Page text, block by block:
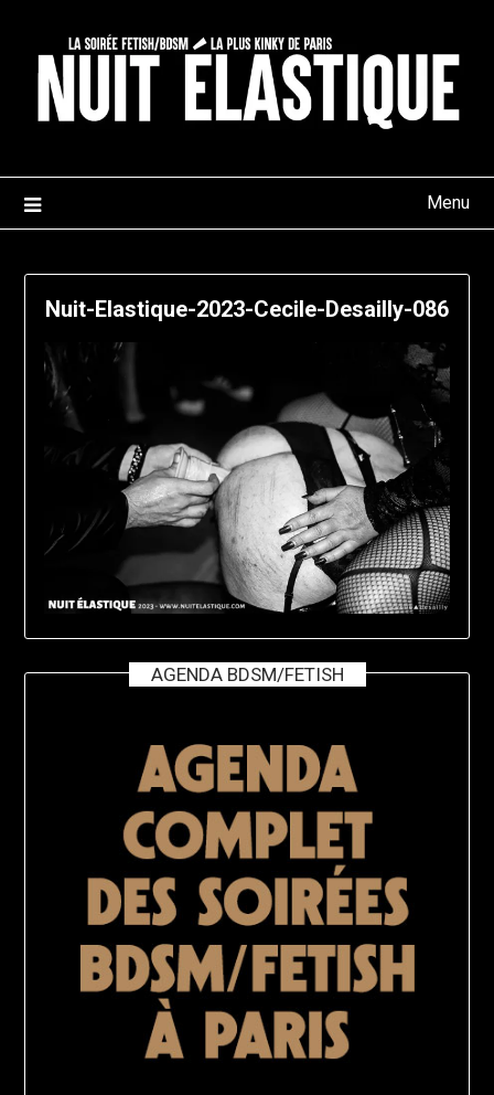
content
Menu
Nuit-Elastique-2023-Cecile-Desailly-086
AGENDA BDSM/FETISH